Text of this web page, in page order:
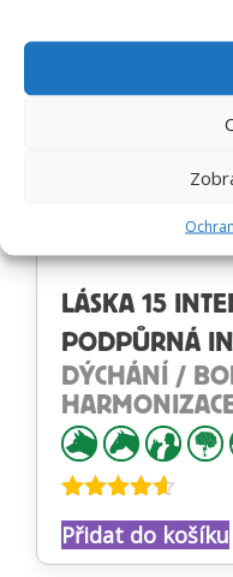
LÁSKA 15
PODPŮRNÁ
DÝCHÁNÍ /
Hodnocení
4.54z 5
Přidat do košíku